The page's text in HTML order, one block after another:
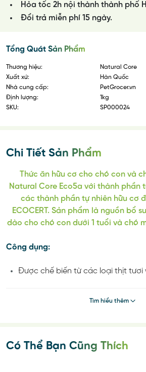
Hỏa tốc 2h nội thành thành phố
Đổi trả miễn phí 15 ngày.
Tổng Quát Sản Phẩm
Thương hiệu:
Natural Core
Xuất xứ:
Hàn Quốc
Nhà cung cấp:
PetGrocer.vn
Định lượng:
1kg
SKU:
SP000024
Chi Tiết Sản Phẩm
Thức ăn hữu cơ cho chó con và
Natural Core Eco5a với thành phần
các thành phần tự nhiên hữu cơ
ECOCERT. Sản phẩm là nguồn bổ
dào cho chó con dưới 1 tuổi và chó
Công dụng:
Được chế biến từ các loại thịt tươi
bắp, đậu nành, lúa mì
Ngăn ngừa tình trạng dị ứng thức
nhỏ
Tìm hiểu thêm
Có Thể Bạn Cũng Thích